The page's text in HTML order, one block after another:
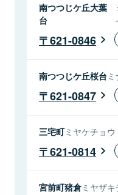
南つつじケ丘大葉
台
621-0846
南つつじケ丘桜台
621-0847
三宅町ミヤケチョウ
621-0814
宮前町猪倉ミヤザキ